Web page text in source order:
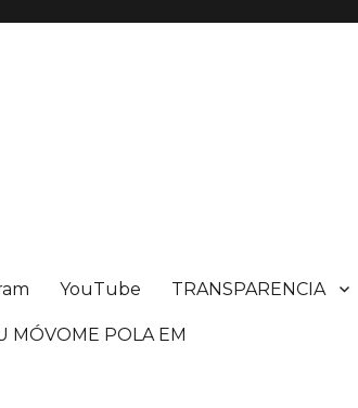
YouTube TRANSPARENCIA
MÓVOME POLA EM